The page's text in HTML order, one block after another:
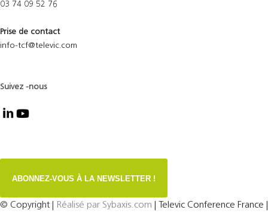
03 74 09 52 76
Prise de contact
info-tcf@televic.com
Suivez -nous
ABONNEZ-VOUS À LA NEWSLETTER !
© Copyright Réalisé par Sybaxis.com | Televic Conference France |